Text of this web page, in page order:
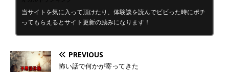
当サイトを気に入って頂けたり、体験談を読んでビビった時にポチ
ってもらえるとサイト更新の励みになります！
PREVIOUS
怖い話で何かが寄ってきた